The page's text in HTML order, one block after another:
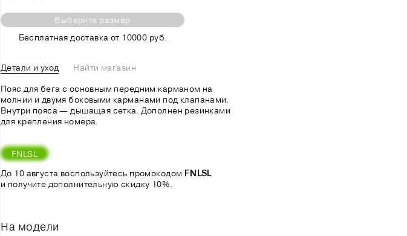
Выберите размер
Бесплатная доставка от 10000 руб.
Детали и уход
Найти магазин
Пояс для бега с основным передним карманом на
молнии и двумя боковыми карманами под клапанами.
Внутри пояса — дышащая сетка. Дополнен резинками
для крепления номера.
FNLSL
До 10 августа воспользуйтесь промокодом FNLSL
и получите дополнительную скидку 10%.
На модели